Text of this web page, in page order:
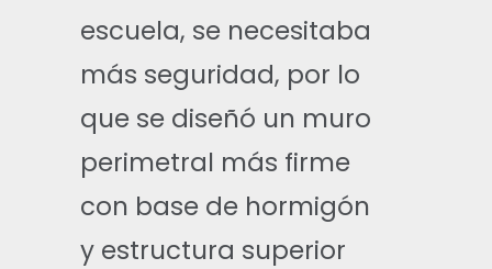
escuela, se necesitaba
más seguridad, por lo
que se diseñó un muro
perimetral más firme
con base de hormigón
y estructura superior